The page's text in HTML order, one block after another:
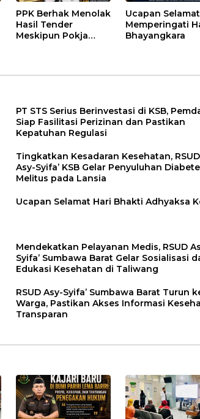
PPK Berhak Menolak
Hasil Tender
Meskipun Pokja
Ucapan Selamat
Memperingati
Bhayangkara
PT STS Serius Berinvestasi di KSB,
Siap Fasilitasi Perizinan dan Pastikan
Kepatuhan Regulasi
Tingkatkan Kesadaran Kesehatan, RSUD
Asy-Syifa’ KSB Gelar Penyuluhan
Melitus pada Lansia
Ucapan Selamat Hari Bhakti Adhyaksa
Mendekatkan Pelayanan Medis, RSUD
Syifa’ Sumbawa Barat Gelar Sosialisasi
Edukasi Kesehatan di Taliwang
RSUD Asy-Syifa’ Sumbawa Barat Turun
Warga, Pastikan Akses Informasi
Transparan